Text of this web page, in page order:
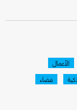
الأعمال
فضاء